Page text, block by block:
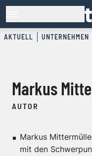
AKTUELL UNTERNEHMEN
Markus
AUTOR
Markus
mit den